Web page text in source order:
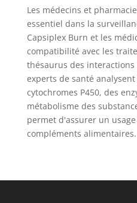
Les médecins et
essentiel dans la
Capsiplex Burn et les
compatibilité avec les
thésaurus des interactions
experts de santé
cytochromes P450, des
métabolisme des
permet d'assurer un
compléments alimentaires.